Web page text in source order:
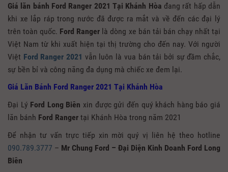
Giá lăn bánh Ford Ranger 2021 Tại Khánh Hòa đang rất hấp dẫn
khi xe lắp ráp trong nước đã được ra mắt và về đến các đại lý
trên toàn quốc. Ford Ranger là dòng xe bán tải bán chạy nhất tại
Việt Nam từ khi xuất hiện tại thị trường cho đến nay. Với người
Việt Ford Ranger 2021 vẫn luôn là vua bán tải bởi sự đầm chắc,
sự bền bỉ và công năng đa dụng mà chiếc xe đem lại.
Giá Lăn Bánh Ford Ranger 2021 Tại Khánh Hòa
Đại Lý Ford Long Biên xin được gửi đến quý khách hàng báo giá
lăn bánh Ford Ranger tại Khánh Hòa trong năm 2021
Để nhận tư vấn trực tiếp xin mời quý vị liên hệ theo hotline
090.789.3777 – Mr Chung Ford – Đại Diện Kinh Doanh Ford Long
Biên